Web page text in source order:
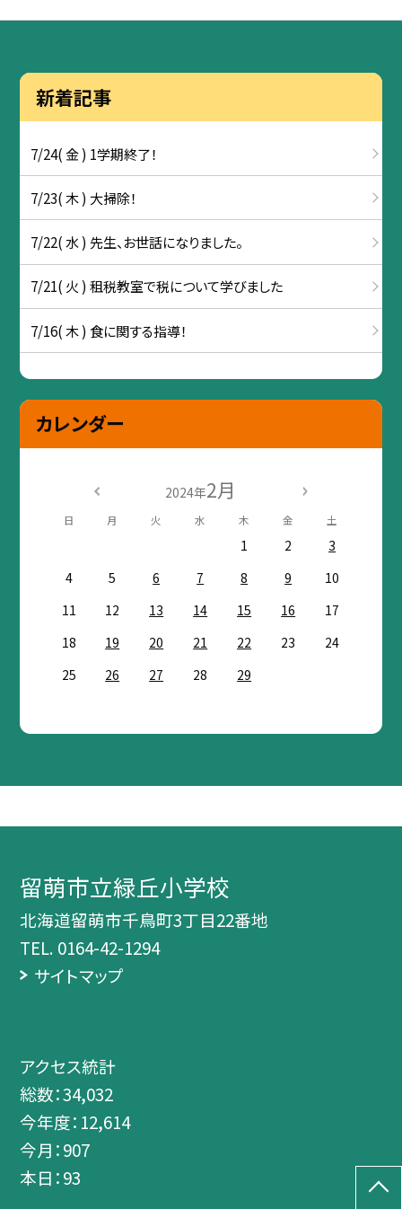
新着記事
7/24( 金 ) 1学期終了！
7/23( 木 ) 大掃除！
7/22( 水 ) 先生、お世話になりました。
7/21( 火 ) 租税教室で税について学びました
7/16( 木 ) 食に関する指導！
カレンダー
2024年2月
日 月 火 水 木 金 土
1 2
3
4
5 6 7 8 9
10
11
12 13 14 15 16
17
18
19 20 21 22 23
24
25
26 27 28 29
留萌市立緑丘小学校
北海道留萌市千鳥町3丁目22番地
TEL. 0164-42-1294
サイトマップ
アクセス統計
総数：34,032
今年度： 12,614
今月：907
本日：93